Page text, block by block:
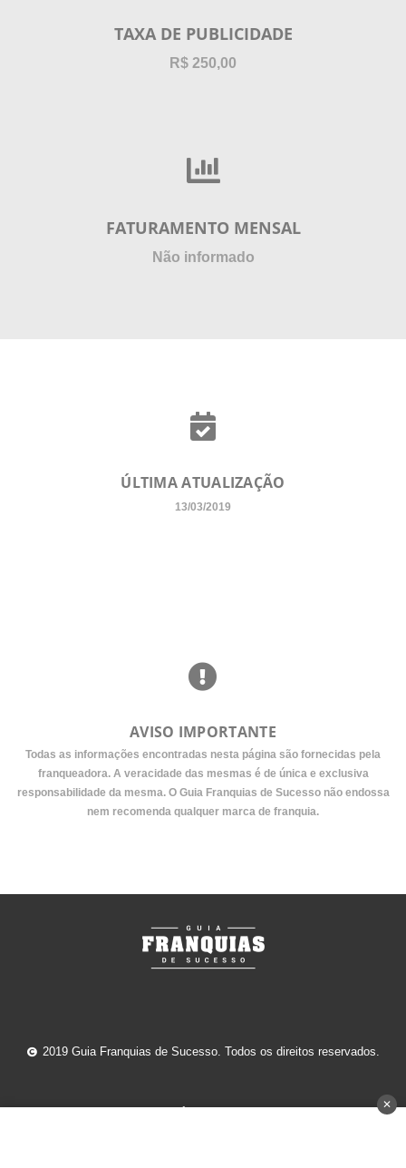
TAXA DE PUBLICIDADE
R$ 250,00
FATURAMENTO MENSAL
Não informado
ÚLTIMA ATUALIZAÇÃO
13/03/2019
AVISO IMPORTANTE
Todas as informações encontradas nesta página são fornecidas pela
franqueadora. A veracidade das mesmas é de única e exclusiva
responsabilidade da mesma. O Guia Franquias de Sucesso não endossa
nem recomenda qualquer marca de franquia.
2019 Guia Franquias de Sucesso. Todos os direitos reservados.
✕